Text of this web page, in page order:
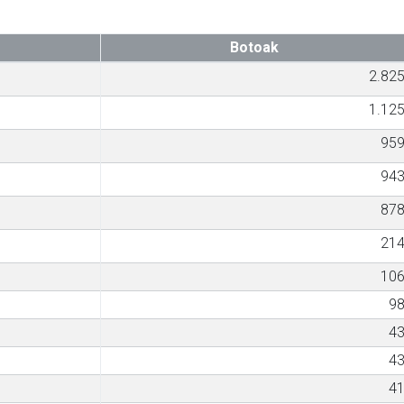
Botoak
2.825
1.125
959
943
878
214
106
98
43
43
41